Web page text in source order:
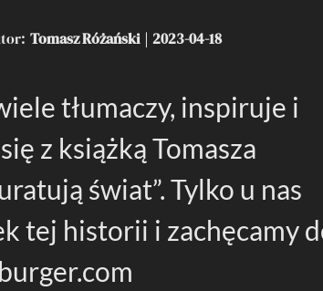
Tomasz Różański 2023-04-18
tłumaczy, inspiruje i
z książką Tomasza
świat”. Tylko u nas
tej historii i zachęcamy